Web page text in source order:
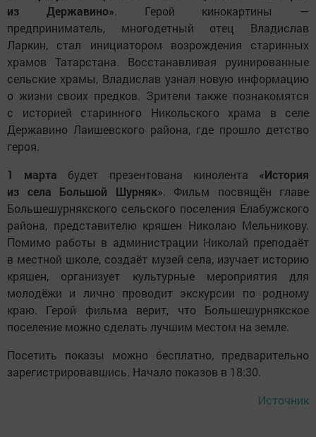
из Державино». Герой кинокартины —
предприниматель, многодетный отец Владислав
Ларкин, стал инициатором возрождения старинных
храмов Татарстана. Восстанавливая руинированные
сельские храмы, Владислав узнал новую информацию
о жизни своих предков. Зрители также познакомятся
с историей старинного Никольского храма в селе
Державино Лаишевского района, где прошло детство
героя.
1 марта будет презентована кинолента «История
из села Большой Шурняк». Фильм посвящён главе
Большешурнякского сельского поселения Елабужского
района, представителю кряшен Николаю Мельникову.
Помимо работы в администрации Николай преподаёт
в местной школе, создаёт музей села, изучает историю
кряшен, организует культурные мероприятия для
молодёжи и лично проводит экскурсии по родному
краю. Герой фильма верит, что Большешурнякское
поселение можно сделать лучшим местом на земле.
Посетить показы можно бесплатно, предварительно
зарегистрировавшись. Начало показов в 18:30.
Источник